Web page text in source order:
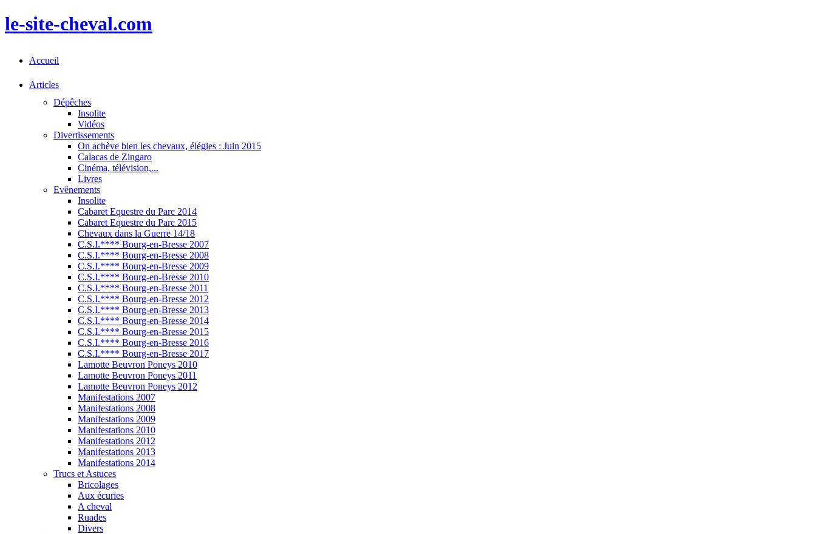
le-site-cheval.com
Accueil
Articles
Dépêches
Insolite
Vidéos
Divertissements
On achève bien les chevaux, élégies : Juin 2015
Calacas de Zingaro
Cinéma, télévision,...
Livres
Evênements
Insolite
Cabaret Equestre du Parc 2014
Cabaret Equestre du Parc 2015
Chevaux dans la Guerre 14/18
C.S.I.**** Bourg-en-Bresse 2007
C.S.I.**** Bourg-en-Bresse 2008
C.S.I.**** Bourg-en-Bresse 2009
C.S.I.**** Bourg-en-Bresse 2010
C.S.I.**** Bourg-en-Bresse 2011
C.S.I.**** Bourg-en-Bresse 2012
C.S.I.**** Bourg-en-Bresse 2013
C.S.I.**** Bourg-en-Bresse 2014
C.S.I.**** Bourg-en-Bresse 2015
C.S.I.**** Bourg-en-Bresse 2016
C.S.I.**** Bourg-en-Bresse 2017
Lamotte Beuvron Poneys 2010
Lamotte Beuvron Poneys 2011
Lamotte Beuvron Poneys 2012
Manifestations 2007
Manifestations 2008
Manifestations 2009
Manifestations 2010
Manifestations 2012
Manifestations 2013
Manifestations 2014
Trucs et Astuces
Bricolages
Aux écuries
A cheval
Ruades
Divers